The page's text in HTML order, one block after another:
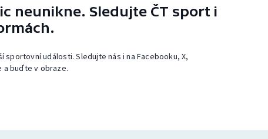
neunikne. Sledujte ČT sport i
sportovní události. Sledujte nás i na Facebooku, X,
a buďte v obraze.